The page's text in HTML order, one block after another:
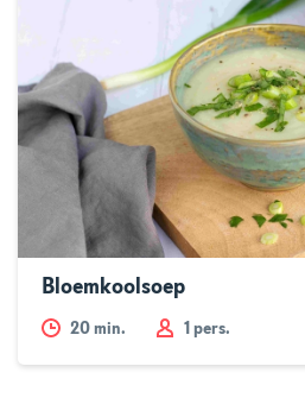
Bloemkoolsoep
20 min. 1 pers.